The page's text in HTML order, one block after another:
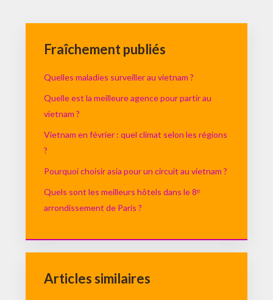
Fraîchement publiés
Quelles maladies surveiller au vietnam ?
Quelle est la meilleure agence pour partir au
vietnam ?
Vietnam en février : quel climat selon les régions
?
Pourquoi choisir asia pour un circuit au vietnam ?
Quels sont les meilleurs hôtels dans le 8ᵉ
arrondissement de Paris ?
Articles similaires